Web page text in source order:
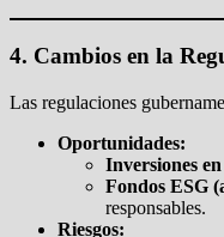
4. Cambios en la
Las regulaciones
Oportunidades:
Inversiones
Fondos ESG
responsables.
Riesgos: